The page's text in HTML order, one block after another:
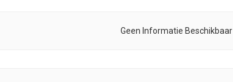
Geen Informatie Beschikbaar